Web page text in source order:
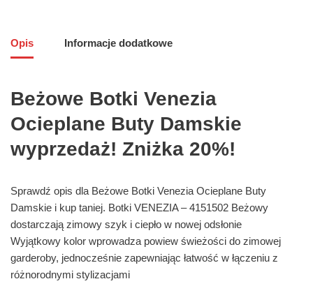
Opis Informacje dodatkowe
Beżowe Botki Venezia
Ocieplane Buty Damskie
wyprzedaż! Zniżka 20%!
Sprawdź opis dla Beżowe Botki Venezia Ocieplane Buty
Damskie i kup taniej. Botki VENEZIA – 4151502 Beżowy
dostarczają zimowy szyk i ciepło w nowej odsłonie
Wyjątkowy kolor wprowadza powiew świeżości do zimowej
garderoby, jednocześnie zapewniając łatwość w łączeniu z
różnorodnymi stylizacjami